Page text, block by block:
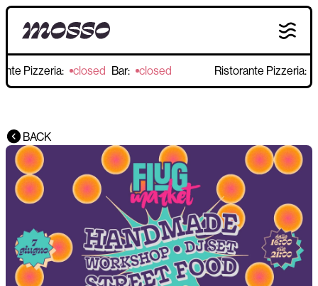
Pizzeria: closed Bar: closed Ristorante Pizzeria:
BACK